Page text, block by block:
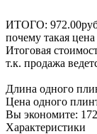
ИТОГО: 972.00
почему такая цена
Итоговая
т.к. продажа
Длина одного
Цена одного
Вы экономите:
Характеристики